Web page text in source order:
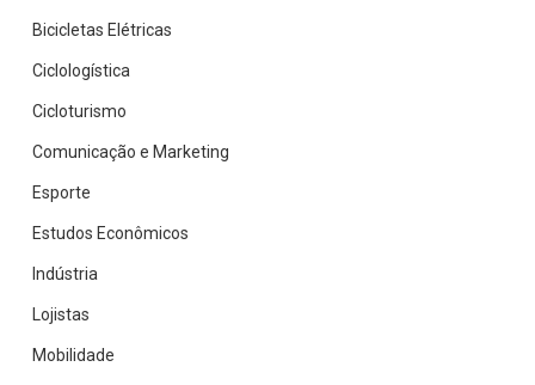
Bicicletas Elétricas
Ciclologística
Cicloturismo
Comunicação e Marketing
Esporte
Estudos Econômicos
Indústria
Lojistas
Mobilidade